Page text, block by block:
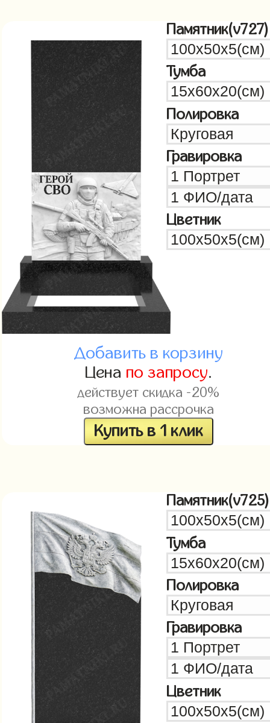
Памятник(v727)
Тумба
Полировка
Гравировка
Цветник
Добавить в корзину
Цена по запросу.
действует скидка -20%
возможна рассрочка
Купить в 1 клик
Памятник(v725)
Тумба
Полировка
Гравировка
Цветник